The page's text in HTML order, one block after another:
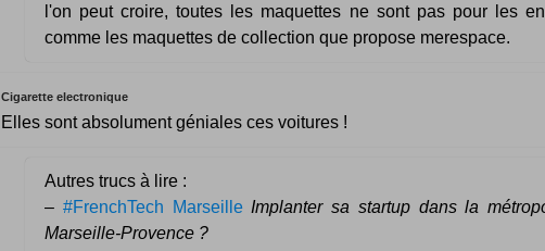
l'on peut croire, toutes les maquettes ne sont pas pour les
comme les maquettes de collection que propose merespace.
Cigarette electronique
Elles sont absolument géniales ces voitures !
Autres trucs à lire :
– #FrenchTech Marseille Implanter sa startup dans la
Marseille-Provence ?